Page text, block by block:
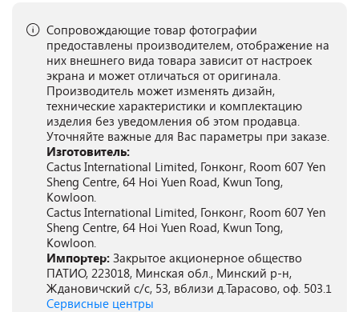
Сопровождающие товар фотографии
предоставлены производителем, отображение на
них внешнего вида товара зависит от настроек
экрана и может отличаться от оригинала.
Производитель может изменять дизайн,
технические характеристики и комплектацию
изделия без уведомления об этом продавца.
Уточняйте важные для Вас параметры при заказе.
Изготовитель:
Cactus International Limited, Гонконг, Room 607 Yen
Sheng Centre, 64 Hoi Yuen Road, Kwun Tong,
Kowloon.
Cactus International Limited, Гонконг, Room 607 Yen
Sheng Centre, 64 Hoi Yuen Road, Kwun Tong,
Kowloon.
Импортер: Закрытое акционерное общество
ПАТИО, 223018, Минская обл., Минский р-н,
Ждановичский с/с, 53, вблизи д.Тарасово, оф. 503.1
Сервисные центры